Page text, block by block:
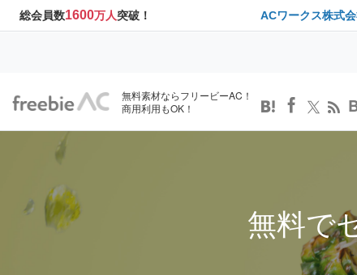
総会員数1600万人突破！ ACワークス株式
無料素材ならフリービーAC！
商用利用もOK！
無料で